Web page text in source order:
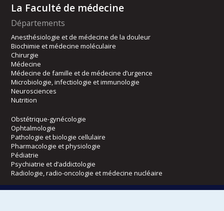
La Faculté de médecine
Départements
Anesthésiologie et de médecine de la douleur
Biochimie et médecine moléculaire
Chirurgie
Médecine
Médecine de famille et de médecine d’urgence
Microbiologie, infectiologie et immunologie
Neurosciences
Nutrition
Obstétrique-gynécologie
Ophtalmologie
Pathologie et biologie cellulaire
Pharmacologie et physiologie
Pédiatrie
Psychiatrie et d’addictologie
Radiologie, radio-oncologie et médecine nucléaire